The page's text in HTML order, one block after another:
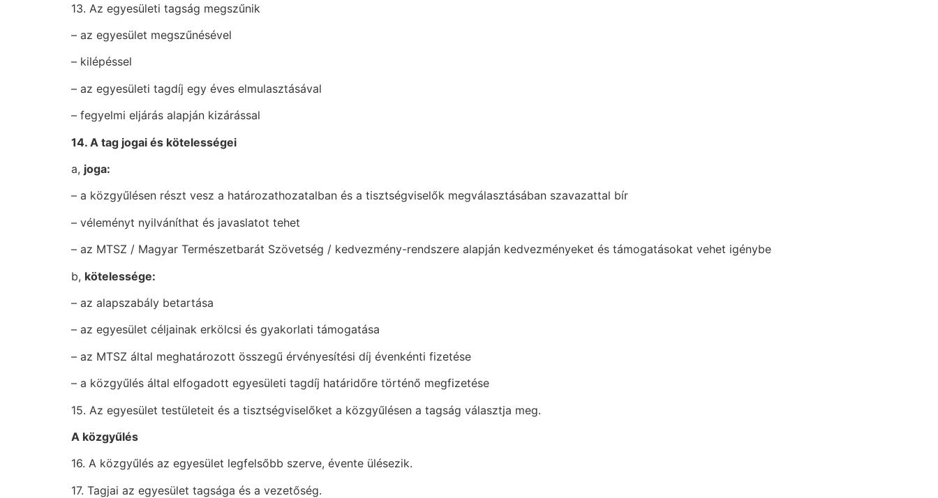
13. Az egyesületi tagság megszűnik
– az egyesület megszűnésével
– kilépéssel
– az egyesületi tagdíj egy éves elmulasztásával
– fegyelmi eljárás alapján kizárással
14. A tag jogai és kötelességei
a, joga:
– a közgyűlésen részt vesz a határozathozatalban és a tisztségviselők megválasztásában szavazattal bír
– véleményt nyilváníthat és javaslatot tehet
– az MTSZ / Magyar Természetbarát Szövetség / kedvezmény-rendszere alapján kedvezményeket és támogatásokat vehet igénybe
b, kötelessége:
– az alapszabály betartása
– az egyesület céljainak erkölcsi és gyakorlati támogatása
– az MTSZ által meghatározott összegű érvényesítési díj évenkénti fizetése
– a közgyűlés által elfogadott egyesületi tagdíj határidőre történő megfizetése
15. Az egyesület testületeit és a tisztségviselőket a közgyűlésen a tagság választja meg.
A közgyűlés
16. A közgyűlés az egyesület legfelsőbb szerve, évente ülésezik.
17. Tagjai az egyesület tagsága és a vezetőség.